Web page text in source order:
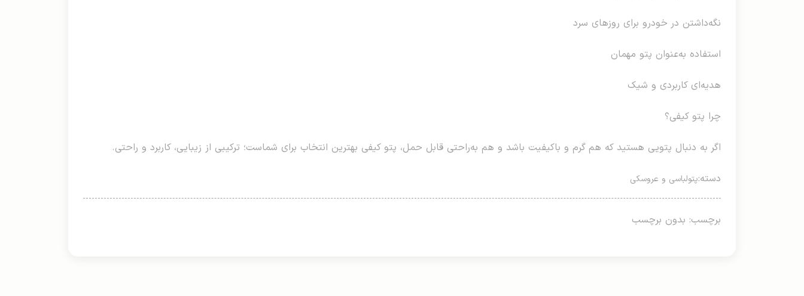
نگه‌داشتن در خودرو برای روزهای سرد
استفاده به‌عنوان پتو مهمان
هدیه‌ای کاربردی و شیک
چرا پتو کیفی؟
اگر به دنبال پتویی هستید که هم گرم و باکیفیت باشد و هم به‌راحتی قابل حمل، پتو کیفی بهترین انتخاب برای شماست؛ ترکیبی از زیبایی، کاربرد و راحتی.
دسته:پتولباسی و عروسکی
برچسب: بدون برچسب